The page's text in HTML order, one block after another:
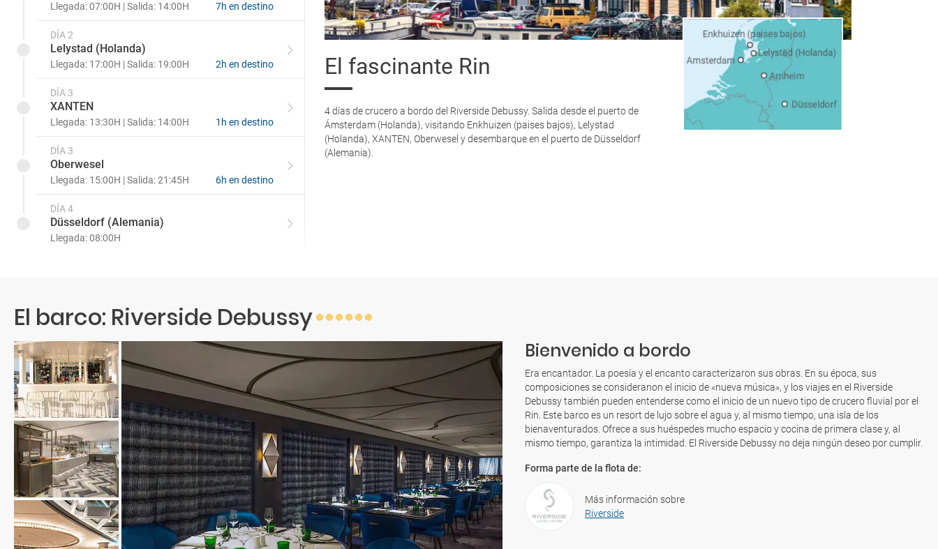
Llegada: 07:00H | Salida: 14:00H 7h en destino
DÍA 2
Lelystad (Holanda)
Llegada: 17:00H | Salida: 19:00H 2h en destino
DÍA 3
XANTEN
Llegada: 13:30H | Salida: 14:00H 1h en destino
DÍA 3
Oberwesel
Llegada: 15:00H | Salida: 21:45H 6h en destino
DÍA 4
Düsseldorf (Alemania)
Llegada: 08:00H
El fascinante Rin
4 días de crucero a bordo del Riverside Debussy. Salida desde el puerto de
Ámsterdam (Holanda), visitando Enkhuizen (paises bajos), Lelystad
(Holanda), XANTEN, Oberwesel y desembarque en el puerto de Düsseldorf
(Alemania).
El barco: Riverside Debussy
Bienvenido a bordo
Era encantador. La poesía y el encanto caracterizaron sus obras. En su época, sus
composiciones se consideranon el inicio de «nueva música», y los viajes en el Riverside
Debussy también pueden entenderse como el inicio de un nuevo tipo de crucero fluvial por el
Rin. Este barco es un resort de lujo sobre el agua y, al mismo tiempo, una isla de los
bienaventurados. Ofrece a sus huéspedes mucho espacio y cocina de primera clase y, al
mismo tiempo, garantiza la intimidad. El Riverside Debussy no deja ningún deseo por cumplir.
Forma parte de la flota de:
Más información sobre
Riverside